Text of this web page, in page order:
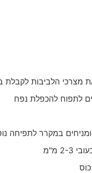
מצרכי הלביבות לקבלת
לתפוח להכפלת נפח
ומניחים במקרר לתפיחה
מ"מ